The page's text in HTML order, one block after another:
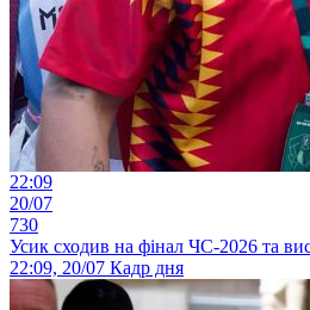
22:09
20/07
730
Усик сходив на фінал ЧС-2026 та
22:09, 20/07 Кадр дня